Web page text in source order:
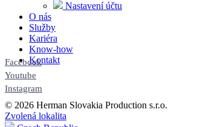
Nastavení účtu
O nás
Služby
Kariéra
Know-how
Kontakt
Facebook
Youtube
Instagram
© 2026 Herman Slovakia Production s.r.o.
Zvolená lokalita